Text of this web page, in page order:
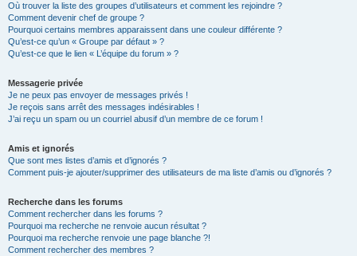
Où trouver la liste des groupes d’utilisateurs et comment les rejoindre ?
Comment devenir chef de groupe ?
Pourquoi certains membres apparaissent dans une couleur différente ?
Qu’est-ce qu’un « Groupe par défaut » ?
Qu’est-ce que le lien « L’équipe du forum » ?
Messagerie privée
Je ne peux pas envoyer de messages privés !
Je reçois sans arrêt des messages indésirables !
J’ai reçu un spam ou un courriel abusif d’un membre de ce forum !
Amis et ignorés
Que sont mes listes d’amis et d’ignorés ?
Comment puis-je ajouter/supprimer des utilisateurs de ma liste d’amis ou d’ignorés ?
Recherche dans les forums
Comment rechercher dans les forums ?
Pourquoi ma recherche ne renvoie aucun résultat ?
Pourquoi ma recherche renvoie une page blanche ?!
Comment rechercher des membres ?